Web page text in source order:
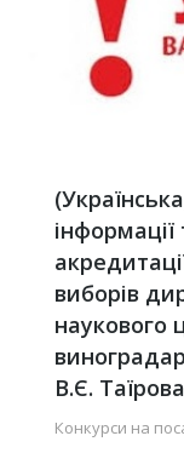
виборів
наукового
В.Є.
Конкурси на